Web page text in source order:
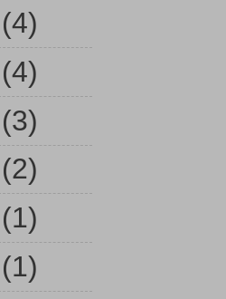
(4)
(4)
(3)
(2)
(1)
(1)